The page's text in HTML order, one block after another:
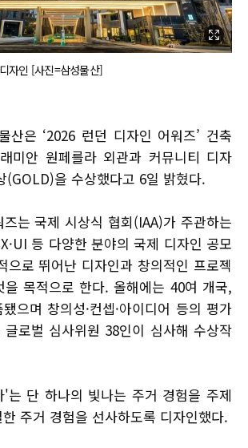
자인 [사진=삼성물산]
산은 ‘2026 런던 디자인 어워즈’ 건축
미안 원페를라 외관과 커뮤니티 디자
(GOLD)을 수상했다고 6일 밝혔다.
는 국제 시상식 협회(IAA)가 주관하는
등 다양한 분야의 국제 디자인 공모
으로 뛰어난 디자인과 창의적인 프로젝
을 목적으로 한다. 올해에는 40여 개국,
으며 창의성·컨셉·아이디어 등의 평가
글로벌 심사위원 38인이 심사해 수상작
'는 단 하나의 빛나는 주거 경험을 주제
주거 경험을 선사하도록 디자인했다.